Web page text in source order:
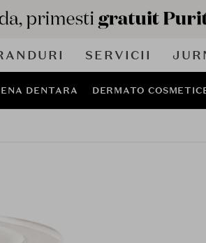
SERVICII
DENTARA DERMATO